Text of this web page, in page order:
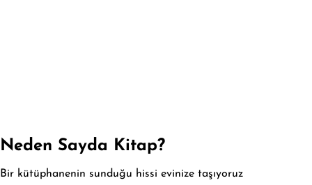
Neden Sayda Kitap?
Bir kütüphanenin sunduğu hissi evinize taşıyoruz